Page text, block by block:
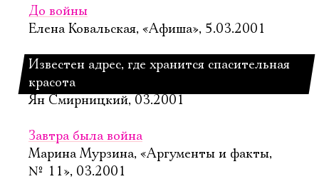
До войны
Елена Ковальская, «Афиша», 5.03.2001
Известен адрес, где хранится спасительная
красота
Ян Смирницкий, 03.2001
Завтра была война
Марина Мурзина, «Аргументы и факты,
№ 11», 03.2001